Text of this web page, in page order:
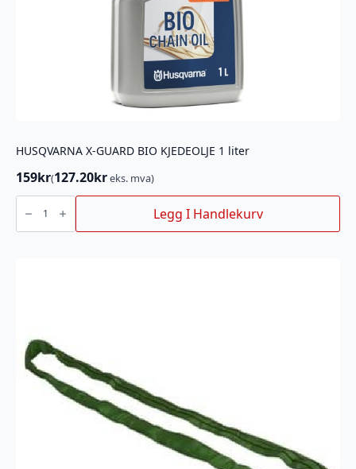
HUSQVARNA X-GUARD BIO KJEDEOLJE 1 liter
159kr(127.20kreks. mva)
HUSQVARNA
GUARD
BIO
Legg I Handlekurv